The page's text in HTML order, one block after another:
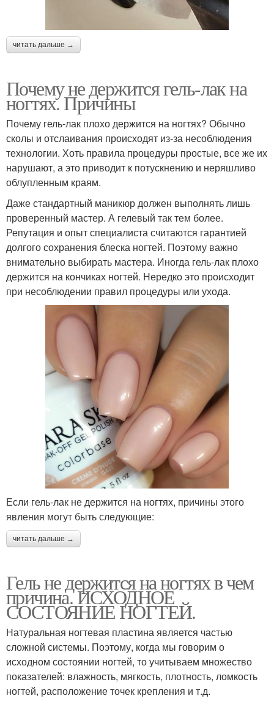
читать дальше →
Почему не держится гель-лак на
ногтях. Причины
Почему гель-лак плохо держится на ногтях? Обычно
сколы и отслаивания происходят из-за несоблюдения
технологии. Хоть правила процедуры простые, все же их
нарушают, а это приводит к потускнению и неряшливо
облупленным краям.
Даже стандартный маникюр должен выполнять лишь
проверенный мастер. А гелевый так тем более.
Репутация и опыт специалиста считаются гарантией
долгого сохранения блеска ногтей. Поэтому важно
внимательно выбирать мастера. Иногда гель-лак плохо
держится на кончиках ногтей. Нередко это происходит
при несоблюдении правил процедуры или ухода.
Если гель-лак не держится на ногтях, причины этого
явления могут быть следующие:
читать дальше →
Гель не держится на ногтях в чем
причина. ИСХОДНОЕ
СОСТОЯНИЕ НОГТЕЙ.
Натуральная ногтевая пластина является частью
сложной системы. Поэтому, когда мы говорим о
исходном состоянии ногтей, то учитываем множество
показателей: влажность, мягкость, плотность, ломкость
ногтей, расположение точек крепления и т.д.